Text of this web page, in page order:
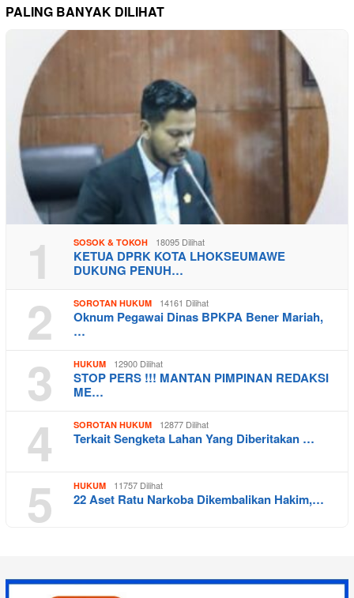
PALING BANYAK DILIHAT
1 SOSOK & TOKOH 18095 Dilihat
KETUA DPRK KOTA LHOKSEUMAWE
DUKUNG PENUH…
2 SOROTAN HUKUM 14161 Dilihat
Oknum Pegawai Dinas BPKPA Bener Mariah,
…
3 HUKUM 12900 Dilihat
STOP PERS !!! MANTAN PIMPINAN REDAKSI
ME…
4 SOROTAN HUKUM 12877 Dilihat
Terkait Sengketa Lahan Yang Diberitakan …
5 HUKUM 11757 Dilihat
22 Aset Ratu Narkoba Dikembalikan Hakim,…